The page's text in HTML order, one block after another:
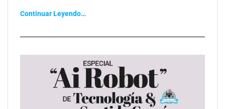
Continuar Leyendo…